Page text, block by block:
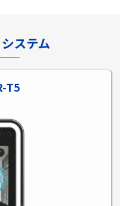
ステム
T5